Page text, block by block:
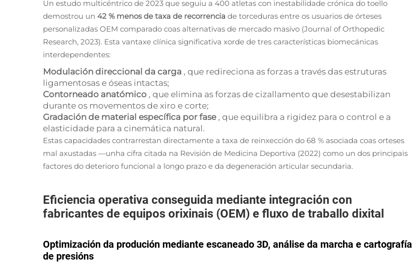
Un estudo multicéntrico de 2023 que seguiu a 400 atletas con inestabilidade crónica do toello
demostrou un 42 % menos de taxa de recorrencia de torceduras entre os usuarios de órteses
personalizadas OEM comparado coas alternativas de mercado masivo (Journal of Orthopedic
Research, 2023). Esta vantaxe clínica significativa xorde de tres características biomecánicas
interdependentes:
Modulación direccional da carga , que redireciona as forzas a través das estruturas
ligamentosas e óseas intactas;
Contorneado anatómico , que elimina as forzas de cizallamento que desestabilizan
durante os movementos de xiro e corte;
Gradación de material específica por fase , que equilibra a rigidez para o control e a
elasticidade para a cinemática natural.
Estas capacidades contrarrestan directamente a taxa de reinxección do 68 % asociada coas orteses
mal axustadas —unha cifra citada na Revisión de Medicina Deportiva (2022) como un dos principais
factores do deterioro funcional a longo prazo e da degeneración articular secundaria.
Eficiencia operativa conseguida mediante integración con
fabricantes de equipos orixinais (OEM) e fluxo de traballo dixital
Optimización da produción mediante escaneado 3D, análise da marcha e cartografía
de presións